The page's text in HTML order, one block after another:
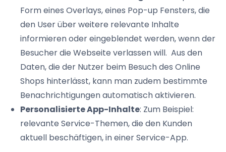
Form eines Overlays, eines Pop-up Fensters, die
den User über weitere relevante Inhalte
informieren oder eingeblendet werden, wenn der
Besucher die Webseite verlassen will. Aus den
Daten, die der Nutzer beim Besuch des Online
Shops hinterlässt, kann man zudem bestimmte
Benachrichtigungen automatisch aktivieren.
Personalisierte App-Inhalte: Zum Beispiel:
relevante Service-Themen, die den Kunden
aktuell beschäftigen, in einer Service-App.